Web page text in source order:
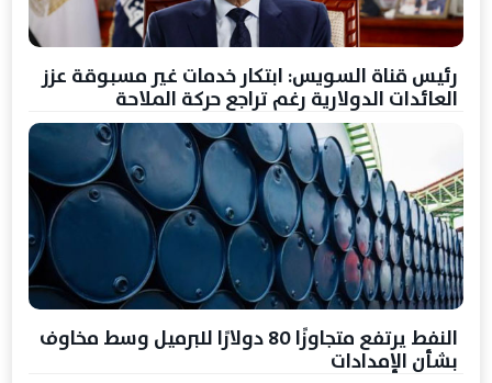
رئيس قناة السويس: ابتكار خدمات غير مسبوقة عزز
العائدات الدولارية رغم تراجع حركة الملاحة
النفط يرتفع متجاوزًا 80 دولارًا للبرميل وسط مخاوف
بشأن الإمدادات